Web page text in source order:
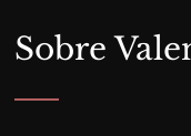
Sobre